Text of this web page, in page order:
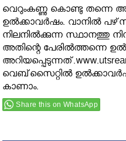
വെറുംകണ്ണു കൊണ്ടു തന്നെ
ഉല്‍ക്കാവര്‍ഷം. വാനില്‍
നിലനില്‍ക്കുന്ന സ്ഥാനത്തു
അതിന്റെ പേരില്‍ത്തന്നെ
വെബ്‌സൈറ്റില്‍
കാണാം.
Share this on WhatsApp